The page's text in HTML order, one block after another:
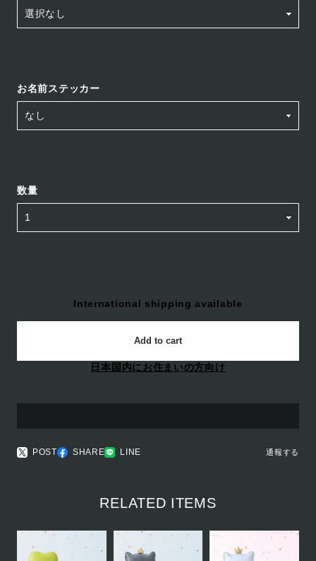
お名前ステッカー
数量
International shipping available
Add to cart
日本国内にお住まいの方向け
POST SHARE LINE 通報する
RELATED ITEMS